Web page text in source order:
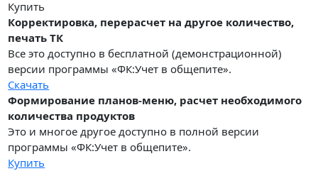
Купить
Корректировка, перерасчет на другое количество,
печать ТК
Все это доступно в бесплатной (демонстрационной)
версии программы «ФК:Учет в общепите».
Скачать
Формирование планов-меню, расчет необходимого
количества продуктов
Это и многое другое доступно в полной версии
программы «ФК:Учет в общепите».
Купить